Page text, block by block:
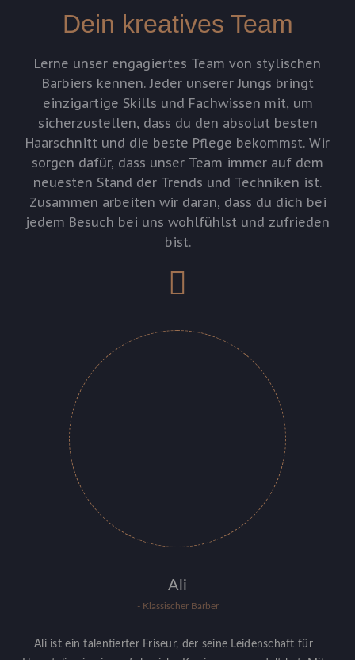
Dein kreatives Team
Lerne unser engagiertes Team von stylischen
Barbiers kennen. Jeder unserer Jungs bringt
einzigartige Skills und Fachwissen mit, um
sicherzustellen, dass du den absolut besten
Haarschnitt und die beste Pflege bekommst. Wir
sorgen dafür, dass unser Team immer auf dem
neuesten Stand der Trends und Techniken ist.
Zusammen arbeiten wir daran, dass du dich bei
jedem Besuch bei uns wohlfühlst und zufrieden
bist.
Ali
- Klassischer Barber
Ali ist ein talentierter Friseur, der seine Leidenschaft für